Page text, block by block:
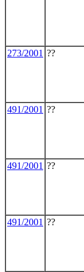
273/2001 ??
491/2001 ??
491/2001 ??
491/2001 ??